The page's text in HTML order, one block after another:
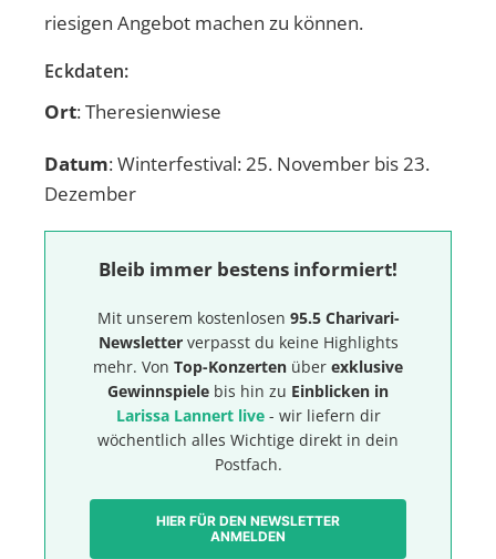
riesigen Angebot machen zu können.
Eckdaten:
Ort: Theresienwiese
Datum: Winterfestival: 25. November bis 23.
Dezember
Bleib immer bestens informiert!
Mit unserem kostenlosen 95.5 Charivari-
Newsletterverpasst du keine Highlights
mehr. Von Top-Konzerten über exklusive
Gewinnspiele bis hin zu Einblicken in
Larissa Lannert live- wir liefern dir
wöchentlich alles Wichtige direkt in dein
Postfach.
HIER FÜR DEN NEWSLETTER
ANMELDEN